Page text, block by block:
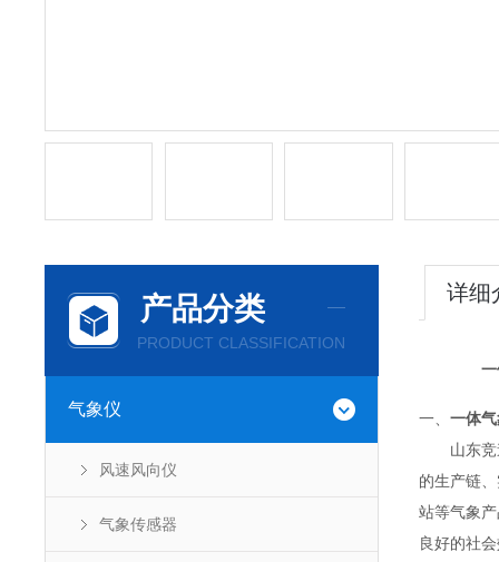
产品分类
PRODUCT CLASSIFICATION
气象仪
风速风向仪
气象传感器
详细
一、 一体
山东竞道
的生产链
站等气象
良好的社